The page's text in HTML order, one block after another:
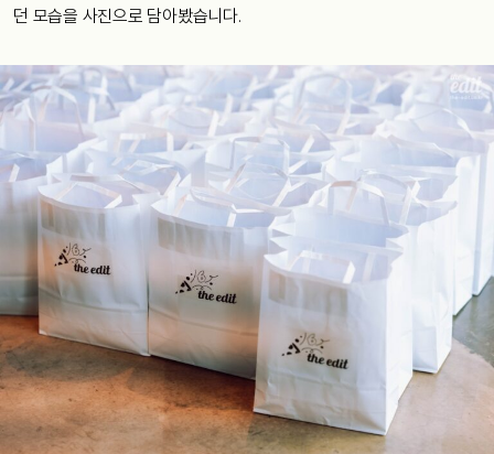
던 모습을 사진으로 담아봤습니다.